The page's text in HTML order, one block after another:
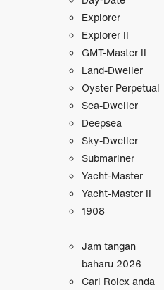
Explorer
Explorer II
GMT-Master II
Land-Dweller
Oyster Perpetual
Sea-Dweller
Deepsea
Sky-Dweller
Submariner
Yacht-Master
Yacht-Master II
1908
Jam tangan
baharu 2026
Cari Rolex anda